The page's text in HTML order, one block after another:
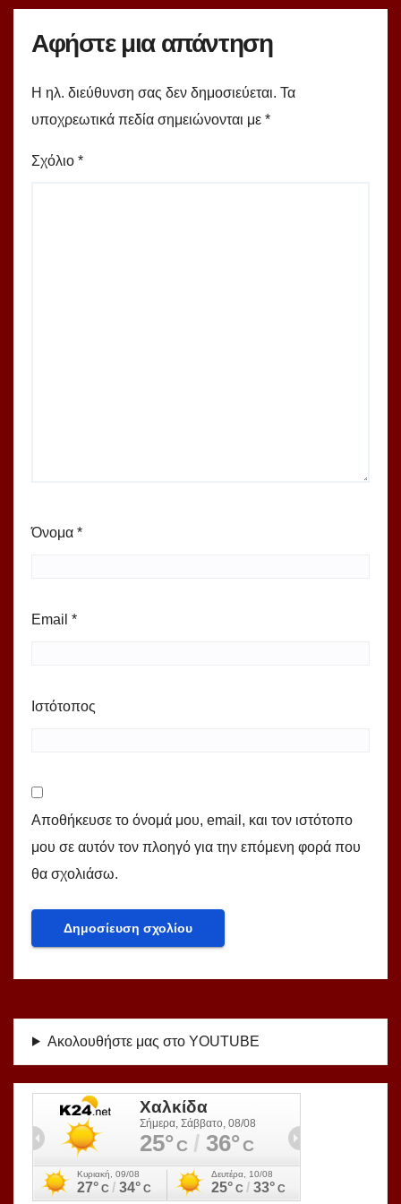
Αφήστε μια απάντηση
Η ηλ. διεύθυνση σας δεν δημοσιεύεται. Τα
υποχρεωτικά πεδία σημειώνονται με *
Σχόλιο *
Όνομα *
Email *
Ιστότοπος
Αποθήκευσε το όνομά μου, email, και τον ιστότοπο
μου σε αυτόν τον πλοηγό για την επόμενη φορά που
θα σχολιάσω.
Ακολουθήστε μας στο YOUTUBE